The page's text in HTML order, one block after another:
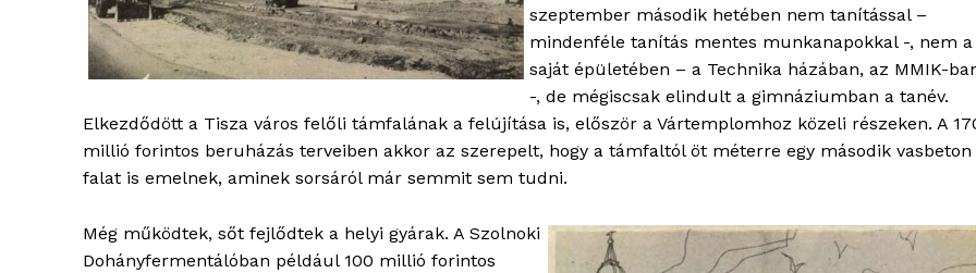
ELŐFIZETÉS
szeptember második hetében nem tanítással –
mindenféle tanítás mentes munkanapokkal -, nem a
saját épületében – a Technika házában, az MMIK-
-, de mégiscsak elindult a gimnáziumban a tanév.
Elkezdődött a Tisza város felőli támfalának a felújítása is, először a Vártemplomhoz közeli részeken. A
millió forintos beruházás terveiben akkor az szerepelt, hogy a támfaltól öt méterre egy második vasbeton
falat is emelnek, aminek sorsáról már semmit sem tudni.
Még működtek, sőt fejlődtek a helyi gyárak. A Szolnoki
Dohányfermentálóban például 100 millió forintos